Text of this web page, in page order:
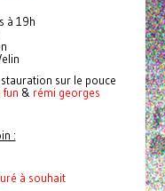
à 19h
sur le pouce
fun & rémi georges
:
à souhait